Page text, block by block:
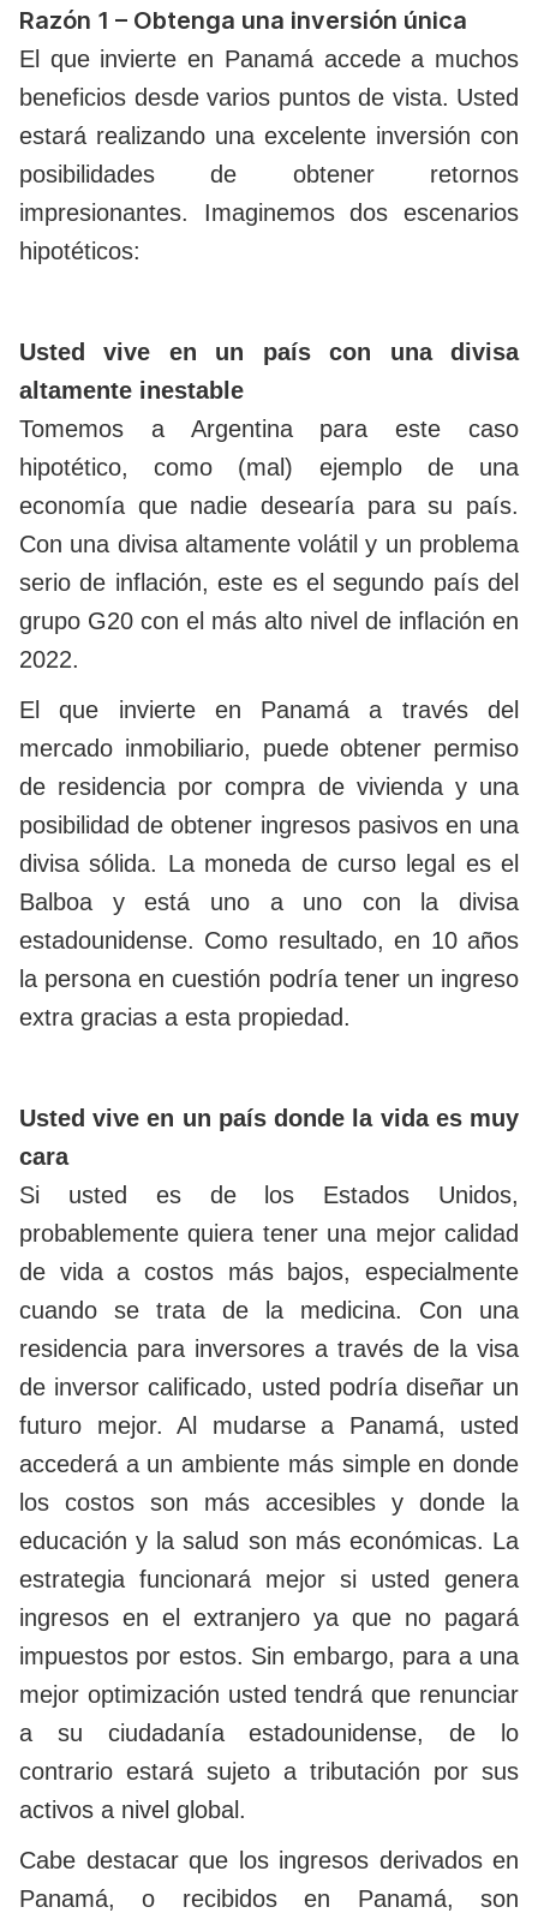
Razón 1 – Obtenga una inversión única
El que invierte en Panamá accede a muchos
beneficios desde varios puntos de vista. Usted
estará realizando una excelente inversión con
posibilidades de obtener retornos
impresionantes. Imaginemos dos escenarios
hipotéticos:
Usted vive en un país con una divisa
altamente inestable
Tomemos a Argentina para este caso
hipotético, como (mal) ejemplo de una
economía que nadie desearía para su país.
Con una divisa altamente volátil y un problema
serio de inflación, este es el segundo país del
grupo G20 con el más alto nivel de inflación en
2022.
El que invierte en Panamá a través del
mercado inmobiliario, puede obtener permiso
de residencia por compra de vivienda y una
posibilidad de obtener ingresos pasivos en una
divisa sólida. La moneda de curso legal es el
Balboa y está uno a uno con la divisa
estadounidense. Como resultado, en 10 años
la persona en cuestión podría tener un ingreso
extra gracias a esta propiedad.
Usted vive en un país donde la vida es muy
cara
Si usted es de los Estados Unidos,
probablemente quiera tener una mejor calidad
de vida a costos más bajos, especialmente
cuando se trata de la medicina. Con una
residencia para inversores a través de la visa
de inversor calificado, usted podría diseñar un
futuro mejor. Al mudarse a Panamá, usted
accederá a un ambiente más simple en donde
los costos son más accesibles y donde la
educación y la salud son más económicas. La
estrategia funcionará mejor si usted genera
ingresos en el extranjero ya que no pagará
impuestos por estos. Sin embargo, para a una
mejor optimización usted tendrá que renunciar
a su ciudadanía estadounidense, de lo
contrario estará sujeto a tributación por sus
activos a nivel global.
Cabe destacar que los ingresos derivados en
Panamá, o recibidos en Panamá, son